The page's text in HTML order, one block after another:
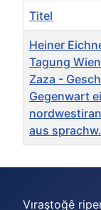
Titel
Heiner
Tagung
Zaza -
Gegenwart
aus
Vıraştoğê